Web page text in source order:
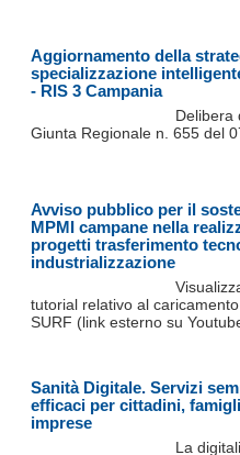
Aggiornamento della
specializzazione
- RIS 3 Campania
Delibera
Giunta Regionale n. 655 del
Avviso pubblico per il
MPMI campane nella
progetti trasferimento
industrializzazione
tutorial relativo al
SURF (link esterno su
Sanità Digitale. Servizi
efficaci per cittadini,
imprese
La